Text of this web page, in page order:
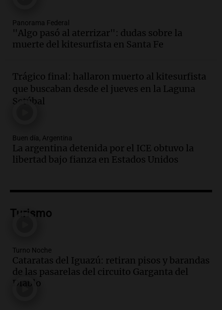
Audio.Jorge Roni Vargas habla del
crecimiento futbolístico de su hijo en el
Barcelona y su futuro
Audio.Nutricionista derribó el mito del
desayuno ideal: ¿ qué alimentos
conviene priorizar cada día ?
Audio.Detenidos relacionados con el
caso Barreler se amplían según familia
de la víctima
del oficialismo en el Congreso: El
Episodios
Audio.Murió Jorge Messi
Panorama Federal
"Algo pasó al aterrizar": dudas sobre la
muerte del kitesurfista en Santa Fe
Trágico final: hallaron muerto al kitesurfista
que buscaban desde el jueves en la Laguna
Setúbal
Buen día, Argentina
La argentina detenida por el ICE obtuvo la
libertad bajo fianza en Estados Unidos
Turismo
Turno Noche
Cataratas del Iguazú: retiran pisos y barandas
de las pasarelas del circuito Garganta del
Diablo